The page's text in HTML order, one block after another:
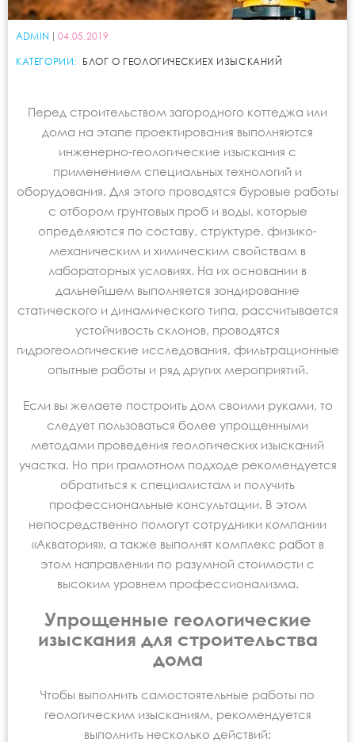
ADMIN 04.05.2019
КАТЕГОРИИ: БЛОГ О ГЕОЛОГИЧЕСКИЕХ ИЗЫСКАНИЙ
Перед строительством загородного коттеджа или
дома на этапе проектирования выполняются
инженерно-геологические изыскания с
применением специальных технологий и
оборудования. Для этого проводятся буровые работы
с отбором грунтовых проб и воды, которые
определяются по составу, структуре, физико-
механическим и химическим свойствам в
лабораторных условиях. На их основании в
дальнейшем выполняется зондирование
статического и динамического типа, рассчитывается
устойчивость склонов, проводятся
гидрогеологические исследования, фильтрационные
опытные работы и ряд других мероприятий.
Если вы желаете построить дом своими руками, то
следует пользоваться более упрощенными
методами проведения геологических изысканий
участка. Но при грамотном подходе рекомендуется
обратиться к специалистам и получить
профессиональные консультации. В этом
непосредственно помогут сотрудники компании
«Акватория», а также выполнят комплекс работ в
этом направлении по разумной стоимости с
высоким уровнем профессионализма.
Упрощенные геологические
изыскания для строительства
дома
Чтобы выполнить самостоятельные работы по
геологическим изысканиям, рекомендуется
выполнить несколько действий: